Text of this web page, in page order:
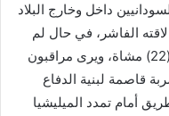
داخل وخارج البلاد
الفاشر، في حال لم
يتم إرسال تعزيزات عاجلة لدعم الفرقة (22) مشاة، ويرى مراقبون
قاصمة لبنية الدفاع
أمام تمدد الميليشيا